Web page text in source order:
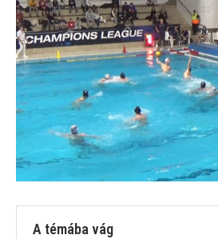
A témába vág